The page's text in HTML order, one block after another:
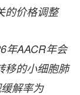
的价格调整
年AACR年会
移的小细胞肺
解率为